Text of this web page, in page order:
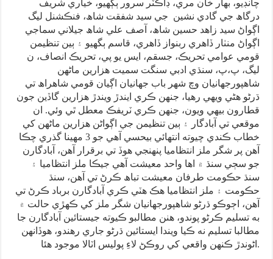
چانڊيو، بهار خان مري، ڊاڪٽر سرور ٻڳهيو، خياري شريف
درگاھ جي گادي نشين جي سيد شفقت شاھ، فنڪشنل ليگ
اڳواڻ سيد زاهد حسين شاھ، آصف علي شاھ جيلاني سماجي
اڳواڻ منٺار ڏاھري ربنواز ڏاھري، قاسم ٻگھيو ۽ ٻين تنظيمن
قومي عوامي تحريڪ، جسقم، ايس يو پي، تحريڪ انصاف، ن
ليگ، پ،پ، سنڌي ادبي سنگت سميت هزارين ماڻهن
شاهپورجهانيان وچ شهر باب جهانيان اڳيان قومي شاهراھ تي
ڌرڻو هڻي ويهي رهيا، جنهن ڪري ايندڙ ويندڙ هزارين گاڏين جون
قطارون بيهي ويون، جنهن ڪري ٽريفڪ معطل ٿي وئي. ان
موقعي تي آبادگار ۽ ٻين تنظيمن جي اڳواڻن هزارين ماڻهن کي
خطاب ڪندي چيوته انتهائي بيحسي آهي جو 3 مهينا گذري چڪا
آهن پر شگر ملز انتظاميا پنهنجي هوڏ تي برقرار آهن، آبادگارن
جو سڄي سنڌ ۾ اها واحد معيشت آهي جيڪا ملز انتظاميا ۽
سنڌ حڪومت طرفان معيشت تباھ ڪرڻ تي آهن، سنڌ
حڪومت ۽ ملز انتظاميا هڪ هٽي ڪري آبادگارن برباد ڪرڻ تي
آهن، اڄوڪو ڌرڻو شاهپورجهانيان شگر ملز کي ڪهڙي حالت ۾
به تسليم ڪرڻو پوندو، هنن مطالبو ڪيوته جيستائين آبادگارن جا
مطالبا تسليم نه ڪيا ويندا ايستائين ڌرڻو جاري رهندو، هوڏانهن
اڻوندڙ ڪنهن واقعي کي روڪڻ لاءِ پوليس اٽالا موجود هئا.